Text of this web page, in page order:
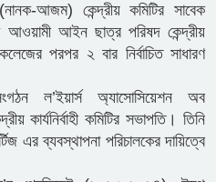
আজম) কেন্দ্রীয় কমিটির সাবেক
আওয়ামী আইন ছাত্র পরিষদ কেন্দ্রীয়
পরপর ২ বার নির্বাচিত সাধারণ
ল’ইয়ার্স অ্যাসোসিয়েশন অব
কার্যনির্বাহী কমিটির সভাপতি। তিনি
এর ব্যবস্থাপনা পরিচালকের দায়িত্বে